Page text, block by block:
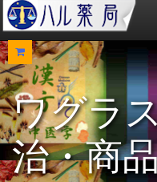
ワグラ
治・商